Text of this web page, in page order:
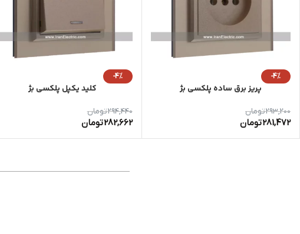
-4%
پریز برق ساده پلکسی بژ
293,200تومان
281,472تومان
-4%
کلید یکپل پلکسی بژ
294,440تومان
282,662تومان